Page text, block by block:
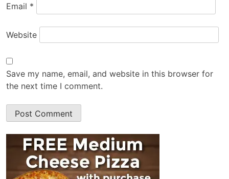
Email *
Website
Save my name, email, and website in this browser for
the next time I comment.